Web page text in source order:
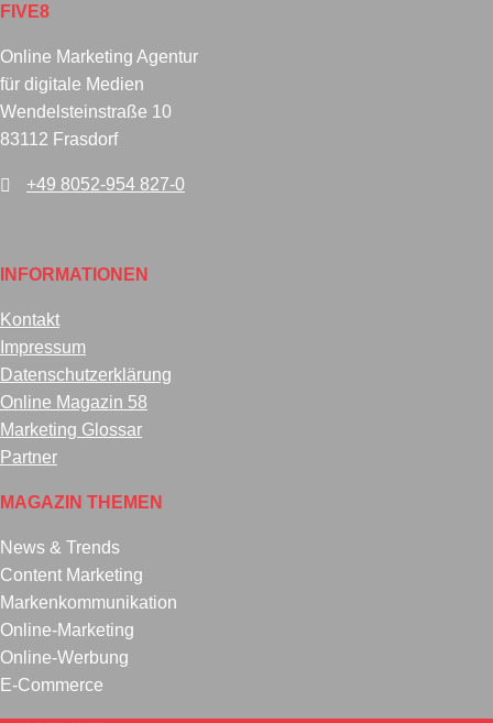
FIVE8
Online Marketing Agentur
für digitale Medien
Wendelsteinstraße 10
83112 Frasdorf
+49 8052-954 827-0
INFORMATIONEN
Kontakt
Impressum
Datenschutzerklärung
Online Magazin 58
Marketing Glossar
Partner
MAGAZIN THEMEN
News & Trends
Content Marketing
Markenkommunikation
Online-Marketing
Online-Werbung
E-Commerce